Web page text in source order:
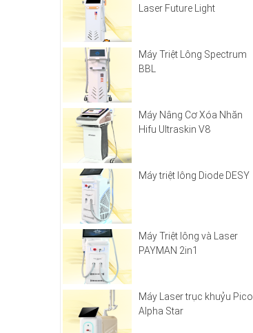
Laser Future Light
Máy Triệt Lông Spectrum
BBL
Máy Nâng Cơ Xóa Nhăn
Hifu Ultraskin V8
Máy triệt lông Diode DESY
Máy Triệt lông và Laser
PAYMAN 2in1
Máy Laser trục khuỷu Pico
Alpha Star